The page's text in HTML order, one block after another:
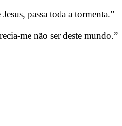
passa toda a tormenta.”
me não ser deste mundo.”